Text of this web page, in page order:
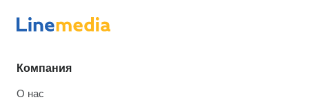
Компания
О нас